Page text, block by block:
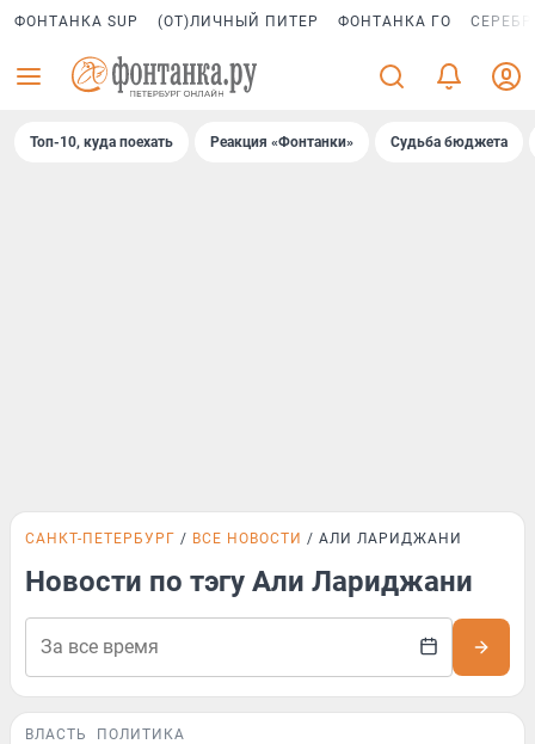
ФОНТАНКА SUP (ОТ)ЛИЧНЫЙ ПИТЕР ФОНТАНКА ГО
Топ-10, куда поехать Реакция «Фонтанки» Судьба бюджета
САНКТ-ПЕТЕРБУРГ ВСЕ НОВОСТИ АЛИ ЛАРИДЖАНИ
Новости по тэгу Али Лариджани
ВЛАСТЬ ПОЛИТИКА